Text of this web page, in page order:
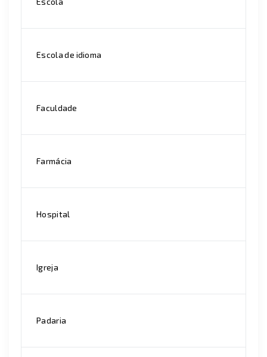
Escola de idioma
Faculdade
Farmácia
Hospital
Igreja
Padaria